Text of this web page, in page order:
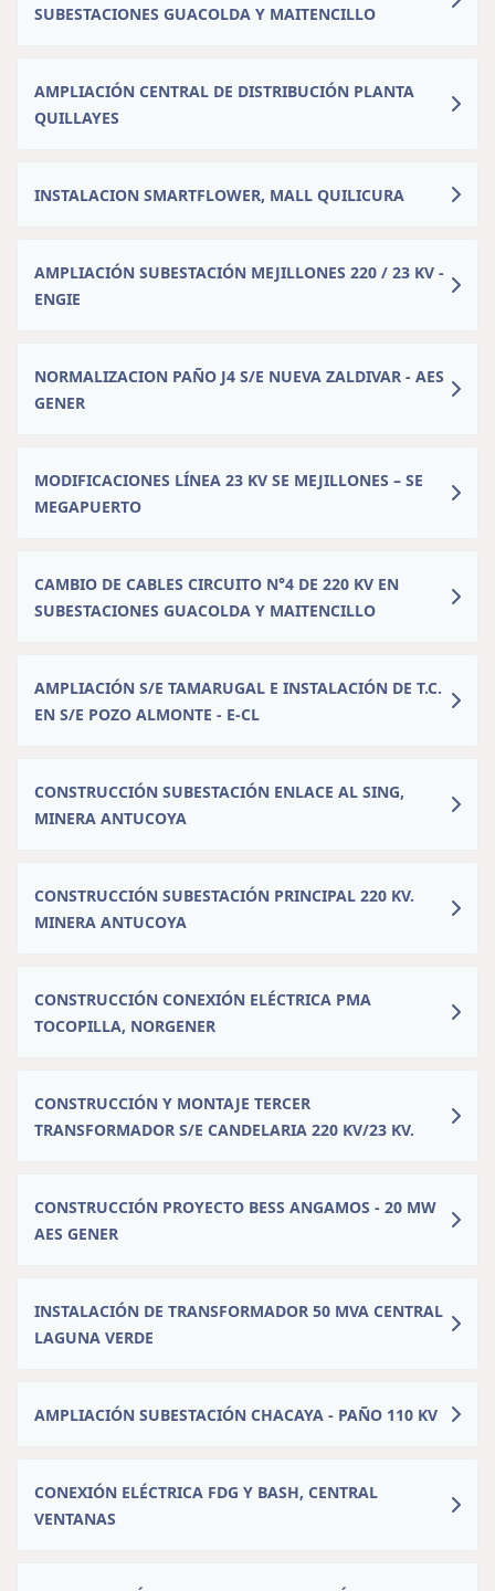
SUBESTACIONES GUACOLDA Y MAITENCILLO
AMPLIACIÓN CENTRAL DE DISTRIBUCIÓN PLANTA
QUILLAYES
INSTALACION SMARTFLOWER, MALL QUILICURA
AMPLIACIÓN SUBESTACIÓN MEJILLONES 220 / 23 KV -
ENGIE
NORMALIZACION PAÑO J4 S/E NUEVA ZALDIVAR - AES
GENER
MODIFICACIONES LÍNEA 23 KV SE MEJILLONES – SE
MEGAPUERTO
CAMBIO DE CABLES CIRCUITO N°4 DE 220 KV EN
SUBESTACIONES GUACOLDA Y MAITENCILLO
AMPLIACIÓN S/E TAMARUGAL E INSTALACIÓN DE T.C.
EN S/E POZO ALMONTE - E-CL
CONSTRUCCIÓN SUBESTACIÓN ENLACE AL SING,
MINERA ANTUCOYA
CONSTRUCCIÓN SUBESTACIÓN PRINCIPAL 220 KV.
MINERA ANTUCOYA
CONSTRUCCIÓN CONEXIÓN ELÉCTRICA PMA
TOCOPILLA, NORGENER
CONSTRUCCIÓN Y MONTAJE TERCER
TRANSFORMADOR S/E CANDELARIA 220 KV/23 KV.
CONSTRUCCIÓN PROYECTO BESS ANGAMOS - 20 MW
AES GENER
INSTALACIÓN DE TRANSFORMADOR 50 MVA CENTRAL
LAGUNA VERDE
AMPLIACIÓN SUBESTACIÓN CHACAYA - PAÑO 110 KV
CONEXIÓN ELÉCTRICA FDG Y BASH, CENTRAL
VENTANAS